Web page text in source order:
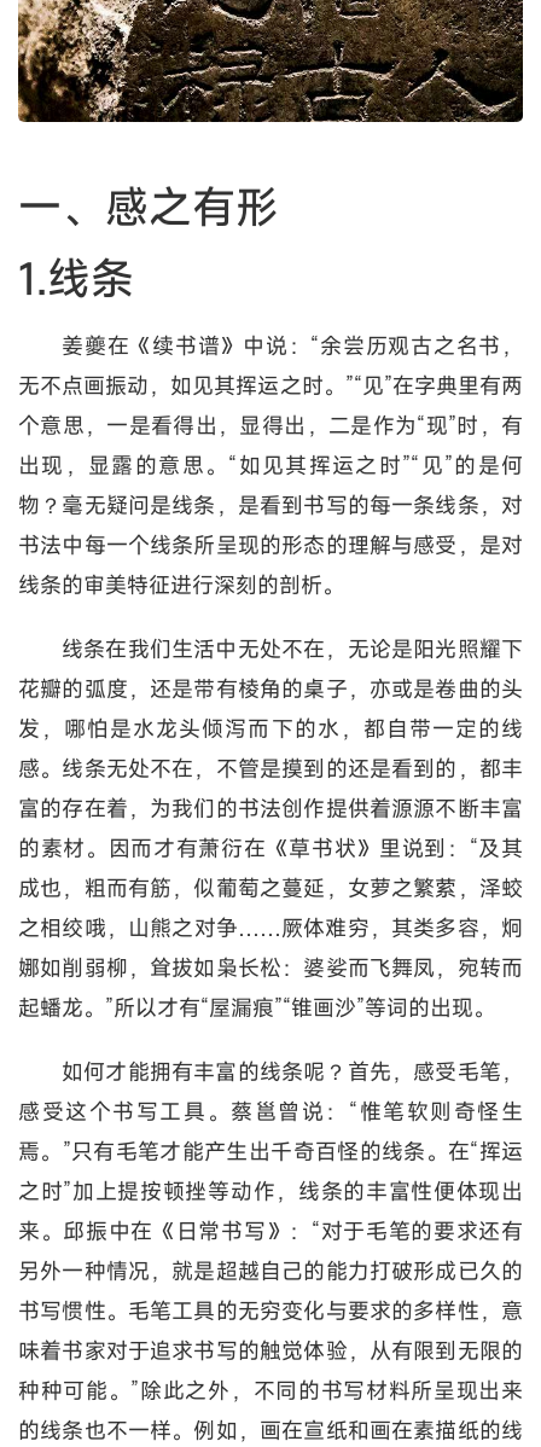
一、感之有形
1.线条
姜夔在《续书谱》中说：“余尝历观古之名书，
无不点画振动，如见其挥运之时。”“见”在字典里有两
个意思，一是看得出，显得出，二是作为“现”时，有
出现，显露的意思。“如见其挥运之时”“见”的是何
物？毫无疑问是线条，是看到书写的每一条线条，对
书法中每一个线条所呈现的形态的理解与感受，是对
线条的审美特征进行深刻的剖析。
线条在我们生活中无处不在，无论是阳光照耀下
花瓣的弧度，还是带有棱角的桌子，亦或是卷曲的头
发，哪怕是水龙头倾泻而下的水，都自带一定的线
感。线条无处不在，不管是摸到的还是看到的，都丰
富的存在着，为我们的书法创作提供着源源不断丰富
的素材。因而才有萧衍在《草书状》里说到：“及其
成也，粗而有筋，似葡萄之蔓延，女萝之繁萦，泽蛟
之相绞哦，山熊之对争……厥体难穷，其类多容，炯
娜如削弱柳，耸拔如枭长松：婆娑而飞舞凤，宛转而
起蟠龙。”所以才有“屋漏痕”“锥画沙”等词的出现。
如何才能拥有丰富的线条呢？首先，感受毛笔，
感受这个书写工具。蔡邕曾说：“惟笔软则奇怪生
焉。”只有毛笔才能产生出千奇百怪的线条。在“挥运
之时”加上提按顿挫等动作，线条的丰富性便体现出
来。邱振中在《日常书写》：“对于毛笔的要求还有
另外一种情况，就是超越自己的能力打破形成已久的
书写惯性。毛笔工具的无穷变化与要求的多样性，意
味着书家对于追求书写的触觉体验，从有限到无限的
种种可能。”除此之外，不同的书写材料所呈现出来
的线条也不一样。例如，画在宣纸和画在素描纸的线